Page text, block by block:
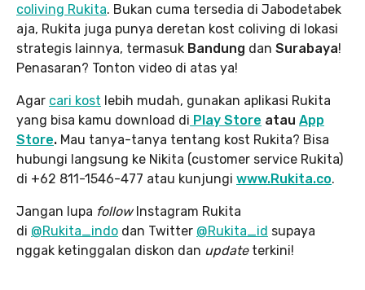
coliving Rukita. Bukan cuma tersedia di Jabodetabek
aja, Rukita juga punya deretan kost coliving di lokasi
strategis lainnya, termasuk Bandung dan Surabaya!
Penasaran? Tonton video di atas ya!
Agar cari kost lebih mudah, gunakan aplikasi Rukita
yang bisa kamu download di Play Store atau App
Store. Mau tanya-tanya tentang kost Rukita? Bisa
hubungi langsung ke Nikita (customer service Rukita)
di +62 811-1546-477 atau kunjungi www.Rukita.co.
Jangan lupa followInstagram Rukita
di @Rukita_indo dan Twitter @Rukita_id supaya
nggak ketinggalan diskon dan update terkini!